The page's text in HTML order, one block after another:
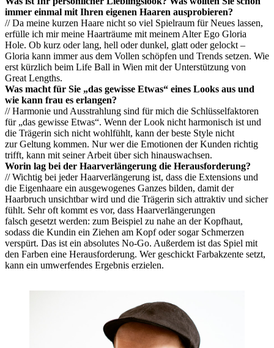
immer einmal mit Ihren eigenen Haaren ausprobieren?
// Da meine kurzen Haare nicht so viel Spielraum für Neues lassen,
erfülle ich mir meine Haarträume mit meinem Alter Ego Gloria
Hole. Ob kurz oder lang, hell oder dunkel, glatt oder gelockt –
Gloria kann immer aus dem Vollen schöpfen und Trends setzen. Wie
erst kürzlich beim Life Ball in Wien mit der Unterstützung von
Great Lengths.
Was macht für Sie „das gewisse Etwas“ eines Looks aus und
wie kann frau es erlangen?
// Harmonie und Ausstrahlung sind für mich die Schlüsselfaktoren
für „das gewisse Etwas“. Wenn der Look nicht harmonisch ist und
die Trägerin sich nicht wohlfühlt, kann der beste Style nicht
zur Geltung kommen. Nur wer die Emotionen der Kunden richtig
trifft, kann mit seiner Arbeit über sich hinauswachsen.
Worin lag bei der Haarverlängerung die Herausforderung?
// Wichtig bei jeder Haarverlängerung ist, dass die Extensions und
die Eigenhaare ein ausgewogenes Ganzes bilden, damit der
Haarbruch unsichtbar wird und die Trägerin sich attraktiv und sicher
fühlt. Sehr oft kommt es vor, dass Haarverlängerungen
falsch gesetzt werden: zum Beispiel zu nahe an der Kopfhaut,
sodass die Kundin ein Ziehen am Kopf oder sogar Schmerzen
verspürt. Das ist ein absolutes No-Go. Außerdem ist das Spiel mit
den Farben eine Herausforderung. Wer geschickt Farbakzente setzt,
kann ein umwerfendes Ergebnis erzielen.